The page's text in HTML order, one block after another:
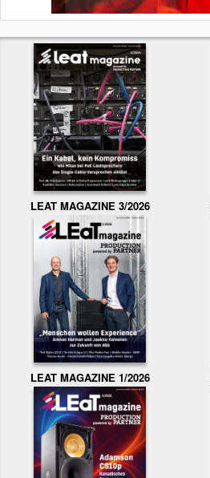
LEAT MAGAZINE 3/2026
LEAT MAGAZINE 1/2026